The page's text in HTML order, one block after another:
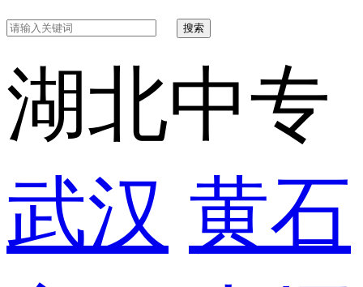
搜索
湖北中专
武汉 黄石